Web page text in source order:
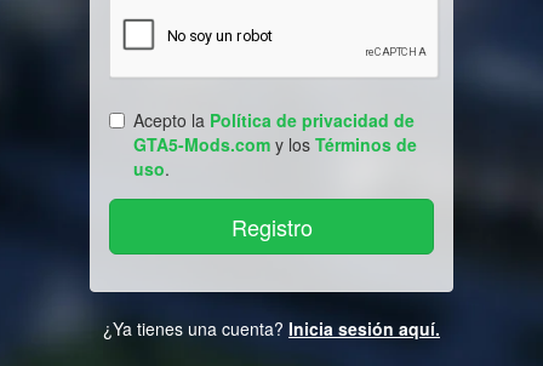
Acepto la Política de privacidad de
GTA5-Mods.com y los Términos de
uso.
¿Ya tienes una cuenta? Inicia sesión aquí.